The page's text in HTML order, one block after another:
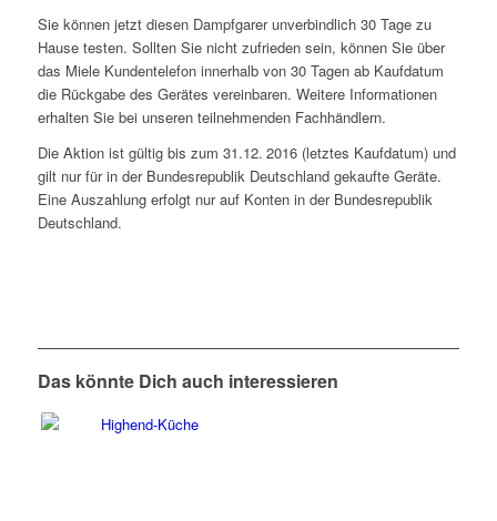
Sie können jetzt diesen Dampfgarer unverbindlich 30 Tage zu
Hause testen. Sollten Sie nicht zufrieden sein, können Sie über
das Miele Kundentelefon innerhalb von 30 Tagen ab Kaufdatum
die Rückgabe des Gerätes vereinbaren. Weitere Informationen
erhalten Sie bei unseren teilnehmenden Fachhändlern.
Die Aktion ist gültig bis zum 31.12. 2016 (letztes Kaufdatum) und
gilt nur für in der Bundesrepublik Deutschland gekaufte Geräte.
Eine Auszahlung erfolgt nur auf Konten in der Bundesrepublik
Deutschland.
Das könnte Dich auch interessieren